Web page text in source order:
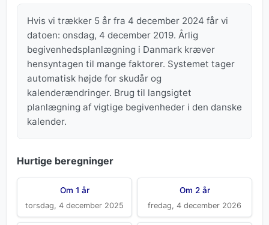
Hvis vi trækker 5 år fra 4 december 2024 får vi
datoen: onsdag, 4 december 2019. Årlig
begivenhedsplanlægning i Danmark kræver
hensyntagen til mange faktorer. Systemet tager
automatisk højde for skudår og
kalenderændringer. Brug til langsigtet
planlægning af vigtige begivenheder i den danske
kalender.
Hurtige beregninger
Om 1 år
torsdag, 4 december 2025
Om 2 år
fredag, 4 december 2026